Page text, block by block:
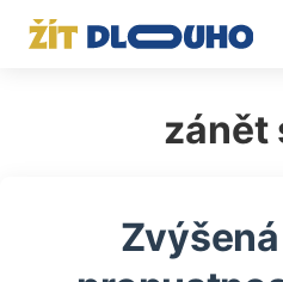
zánět